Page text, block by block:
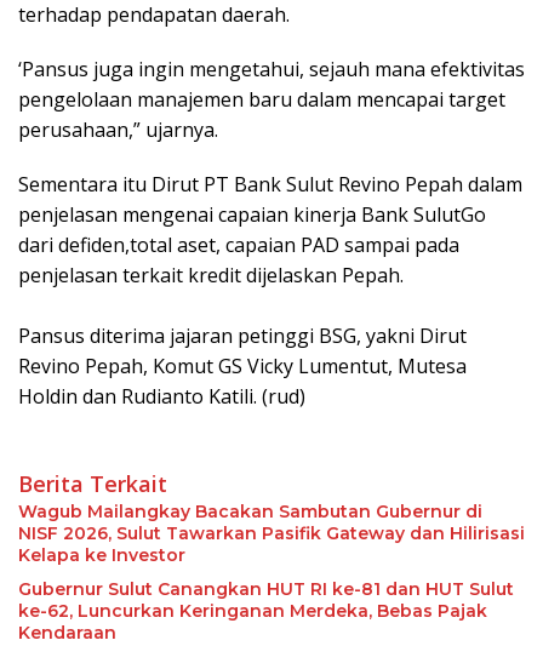
terhadap pendapatan daerah.
‘Pansus juga ingin mengetahui, sejauh mana efektivitas
pengelolaan manajemen baru dalam mencapai target
perusahaan,” ujarnya.
Sementara itu Dirut PT Bank Sulut Revino Pepah dalam
penjelasan mengenai capaian kinerja Bank SulutGo
dari defiden,total aset, capaian PAD sampai pada
penjelasan terkait kredit dijelaskan Pepah.
Pansus diterima jajaran petinggi BSG, yakni Dirut
Revino Pepah, Komut GS Vicky Lumentut, Mutesa
Holdin dan Rudianto Katili. (rud)
Berita Terkait
Wagub Mailangkay Bacakan Sambutan Gubernur di
NISF 2026, Sulut Tawarkan Pasifik Gateway dan Hilirisasi
Kelapa ke Investor
Gubernur Sulut Canangkan HUT RI ke-81 dan HUT Sulut
ke-62, Luncurkan Keringanan Merdeka, Bebas Pajak
Kendaraan